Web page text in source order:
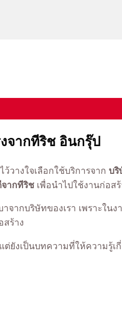
จากทีริช อินกรุ๊ป
วางใจเลือกใช้บริการจาก บริ
ากทีริช เพื่อนำไปใช้งานก่อส
ากบริษัทของเรา เพราะใน
สร้าง
ยังเป็นบทความที่ให้ความรู้เ